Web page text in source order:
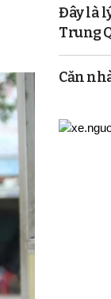
Đây là
Trung
Căn